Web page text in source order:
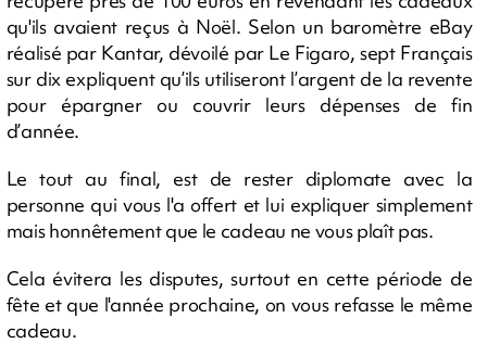
qu'ils avaient reçus à Noël. Selon un baromètre eBay
réalisé par Kantar, dévoilé par Le Figaro, sept Français
sur dix expliquent qu’ils utiliseront l’argent de la revente
pour épargner ou couvrir leurs dépenses de fin
d’année.
Le tout au final, est de rester diplomate avec la
personne qui vous l'a offert et lui expliquer simplement
mais honnêtement que le cadeau ne vous plaît pas.
Cela évitera les disputes, surtout en cette période de
fête et que l'année prochaine, on vous refasse le même
cadeau.